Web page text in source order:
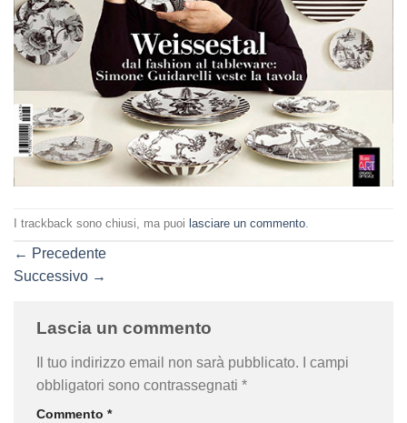
I trackback sono chiusi, ma puoi lasciare un commento.
← Precedente
Successivo →
Lascia un commento
Il tuo indirizzo email non sarà pubblicato.
I campi
obbligatori sono contrassegnati *
Commento *